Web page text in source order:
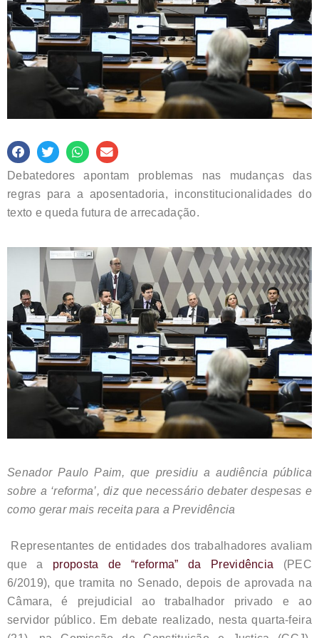
Debatedores apontam problemas nas mudanças das
regras para a aposentadoria, inconstitucionalidades do
texto e queda futura de arrecadação.
Senador Paulo Paim, que presidiu a audiência pública
sobre a ‘reforma’, diz que necessário debater despesas e
como gerar mais receita para a Previdência
Representantes de entidades dos trabalhadores avaliam
que a proposta de “reforma” da Previdência (PEC
6/2019), que tramita no Senado, depois de aprovada na
Câmara, é prejudicial ao trabalhador privado e ao
servidor público. Em debate realizado, nesta quarta-feira